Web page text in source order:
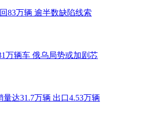
83万辆 逾半数缺陷线索
万辆车 俄乌局势或加剧芯
达31.7万辆 出口4.53万辆